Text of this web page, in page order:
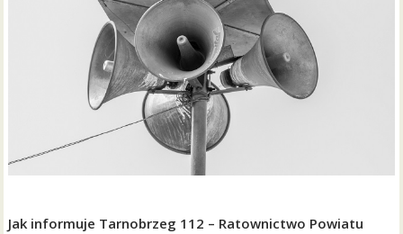
Jak informuje Tarnobrzeg 112 – Ratownictwo Powiatu